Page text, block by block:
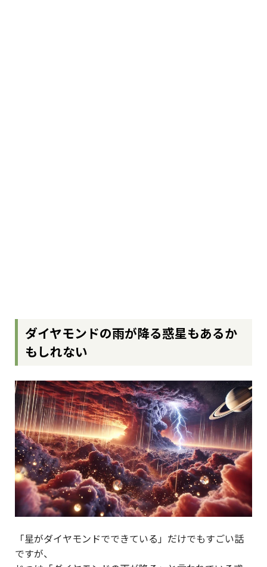
ダイヤモンドの雨が降る惑星もあるか
もしれない
「星がダイヤモンドでできている」だけでもすごい話
ですが、